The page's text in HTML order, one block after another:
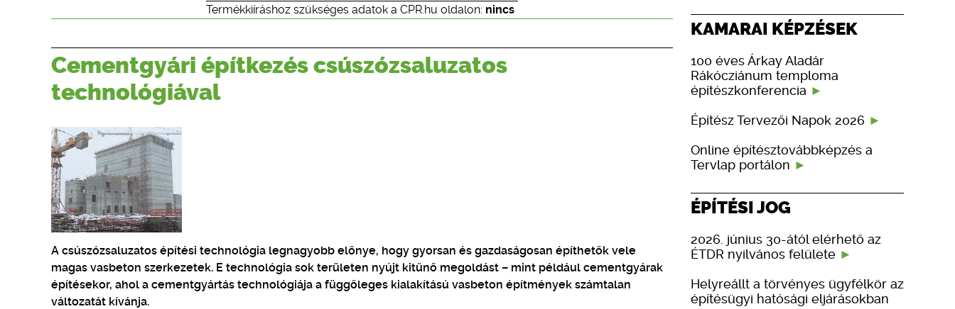
Termékkiíráshoz szükséges adatok a CPR.hu oldalon: nincs
Cementgyári építkezés csúszózsaluzatos
technológiával
A csúszózsaluzatos építési technológia legnagyobb előnye, hogy gyorsan és gazdaságosan építhetők vele
magas vasbeton szerkezetek. E technológia sok területen nyújt kitűnő megoldást – mint például cementgyárak
építésekor, ahol a cementgyártás technológiája a függőleges kialakítású vasbeton építmények számtalan
változatát kívánja.
KAMARAI KÉPZÉSEK
100 éves Árkay Aladár
Rákócziánum temploma
építészkonferencia
Építész Tervezői Napok 2026
Online építésztovábbképzés a
Tervlap portálon
ÉPÍTÉSI JOG
2026. június 30-ától elérhető az
ÉTDR nyilvános felülete
Helyreállt a törvényes ügyfélkör az
építésügyi hatósági eljárásokban